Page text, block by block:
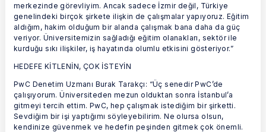
merkezinde görevliyim. Ancak sadece İzmir değil, Türkiye
genelindeki birçok şirkete ilişkin de çalışmalar yapıyoruz. Eğitim
aldığım, hakim olduğum bir alanda çalışmak bana daha da güç
veriyor. Üniversitemizin sağladığı eğitim olanakları, sektör ile
kurduğu sıkı ilişkiler, iş hayatında olumlu etkisini gösteriyor.”
HEDEFE KİTLENİN, ÇOK İSTEYİN
PwC Denetim Uzmanı Burak Tarakçı: “Üç senedir PwC’de
çalışıyorum. Üniversiteden mezun olduktan sonra İstanbul’a
gitmeyi tercih ettim. PwC, hep çalışmak istediğim bir şirketti.
Sevdiğim bir işi yaptığımı söyleyebilirim. Ne olursa olsun,
kendinize güvenmek ve hedefin peşinden gitmek çok önemli.